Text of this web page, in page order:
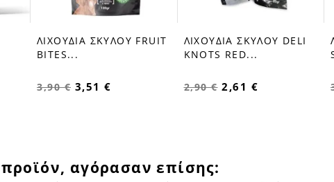
favorite_border
ΛΙΧΟΥΔΙΑ ΣΚΥΛΟΥ FRUIT
BITES...
3,90 € 3,51 €
favorite_border
ΛΙΧΟΥΔΙΑ ΣΚΥΛΟΥ DELI
KNOTS RED...
2,90 € 2,61 €
αγόρασαν επίσης: